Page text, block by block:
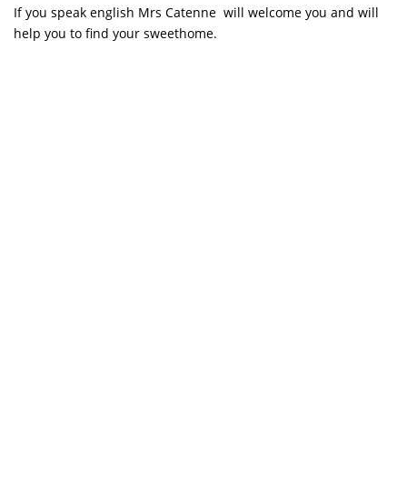
If you speak english Mrs Catenne will welcome you and will
help you to find your sweethome.